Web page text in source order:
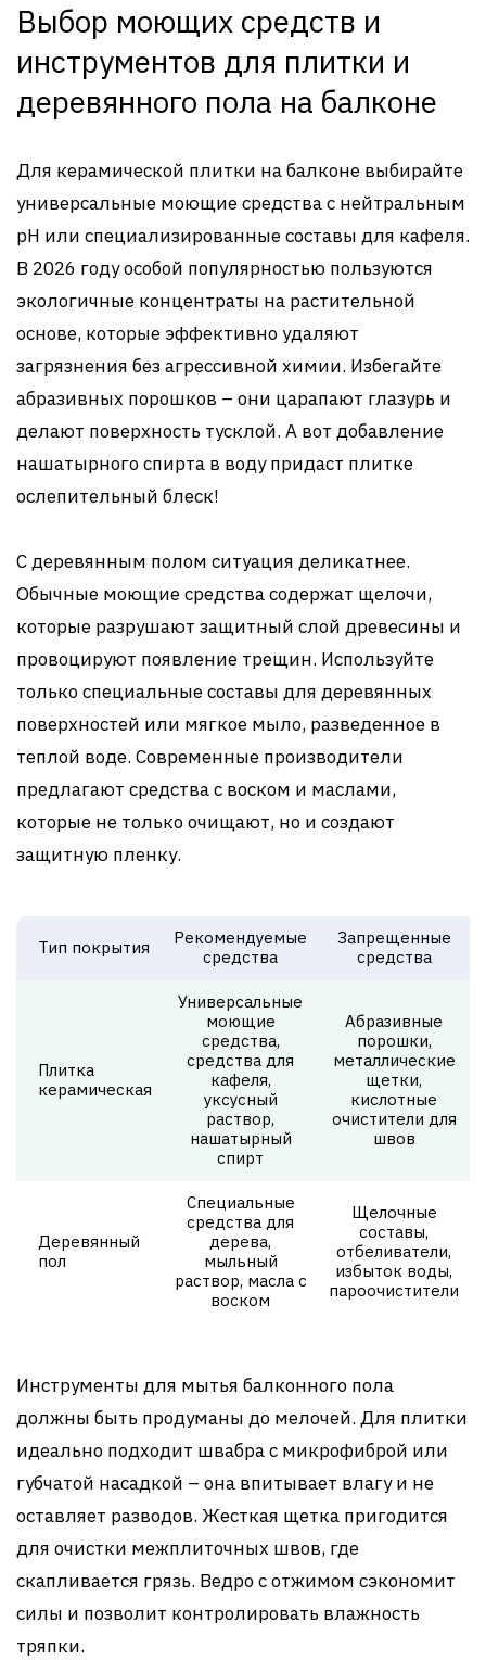
Выбор моющих средств и
инструментов для плитки и
деревянного пола на балконе
Для керамической плитки на балконе выбирайте
универсальные моющие средства с нейтральным
pH или специализированные составы для кафеля.
В 2026 году особой популярностью пользуются
экологичные концентраты на растительной
основе, которые эффективно удаляют
загрязнения без агрессивной химии. Избегайте
абразивных порошков – они царапают глазурь и
делают поверхность тусклой. А вот добавление
нашатырного спирта в воду придаст плитке
ослепительный блеск!
С деревянным полом ситуация деликатнее.
Обычные моющие средства содержат щелочи,
которые разрушают защитный слой древесины и
провоцируют появление трещин. Используйте
только специальные составы для деревянных
поверхностей или мягкое мыло, разведенное в
теплой воде. Современные производители
предлагают средства с воском и маслами,
которые не только очищают, но и создают
защитную пленку.
Тип покрытия
Рекомендуемые
средства
Запрещенные
средства
Плитка
керамическая
Универсальные
моющие
средства,
средства для
кафеля,
уксусный
раствор,
нашатырный
спирт
Абразивные
порошки,
металлические
щетки,
кислотные
очистители для
швов
Деревянный
пол
Специальные
средства для
дерева,
мыльный
раствор, масла с
воском
Щелочные
составы,
отбеливатели,
избыток воды,
пароочистители
Инструменты для мытья балконного пола
должны быть продуманы до мелочей. Для плитки
идеально подходит швабра с микрофиброй или
губчатой насадкой – она впитывает влагу и не
оставляет разводов. Жесткая щетка пригодится
для очистки межплиточных швов, где
скапливается грязь. Ведро с отжимом сэкономит
силы и позволит контролировать влажность
тряпки.